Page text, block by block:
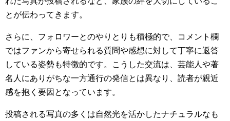
とが伝わってきます。
さらに、フォロワーとのやりとりも積極的で、コメント欄
ではファンから寄せられる質問や感想に対して丁寧に返答
している姿勢も特徴的です。こうした交流は、芸能人や著
名人にありがちな一方通行の発信とは異なり、読者が親近
感を抱く要因となっています。
投稿される写真の多くは自然光を活かしたナチュラルなも